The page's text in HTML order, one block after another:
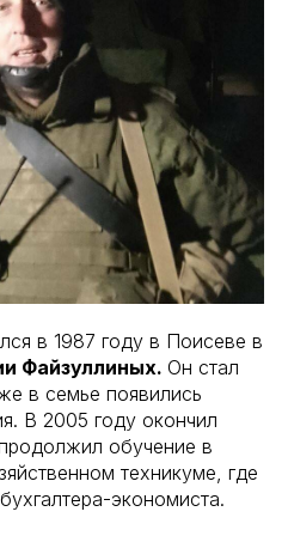
в 1987 году в Поисеве в
Файзуллиных. Он стал
в семье появились
В 2005 году окончил
обучение в
техникуме, где
экономиста.